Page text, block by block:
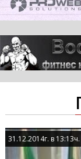
31.12.2014г. в 13:13ч.
31.12.2014г. в 13:13ч.